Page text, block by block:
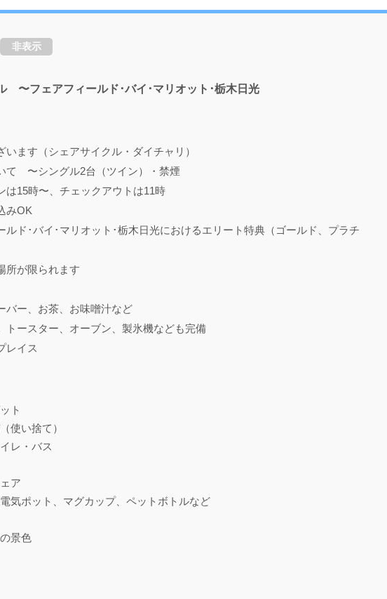
非表示
〜フェアフィールド･バイ･マリオット･栃木日光
います（シェアサイクル・ダイチャリ）
て 〜シングル2台（ツイン）・禁煙
は15時〜、チェックアウトは11時
みOK
ルド･バイ･マリオット･栃木日光におけるエリート特典（ゴールド、プラチ
所が限られます
バー、お茶、お味噌汁など
トースター、オーブン、製氷機なども完備
レイス
ト
使い捨て）
レ・バス
ア
気ポット、マグカップ、ペットボトルなど
景色